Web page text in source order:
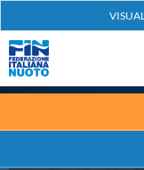
Nuoto